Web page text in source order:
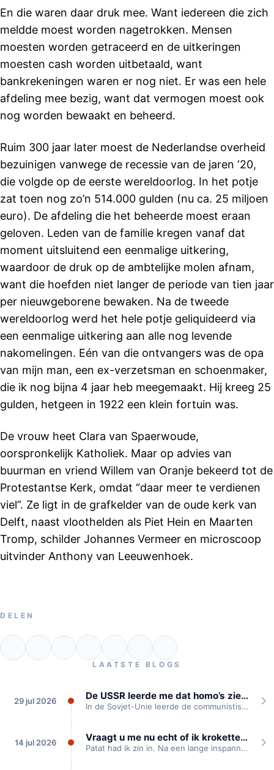
En die waren daar druk mee. Want iedereen die zich
meldde moest worden nagetrokken. Mensen
moesten worden getraceerd en de uitkeringen
moesten cash worden uitbetaald, want
bankrekeningen waren er nog niet. Er was een hele
afdeling mee bezig, want dat vermogen moest ook
nog worden bewaakt en beheerd.
Ruim 300 jaar later moest de Nederlandse overheid
bezuinigen vanwege de recessie van de jaren ‘20,
die volgde op de eerste wereldoorlog. In het potje
zat toen nog zo’n 514.000 gulden (nu ca. 25 miljoen
euro). De afdeling die het beheerde moest eraan
geloven. Leden van de familie kregen vanaf dat
moment uitsluitend een eenmalige uitkering,
waardoor de druk op de ambtelijke molen afnam,
want die hoefden niet langer de periode van tien jaar
per nieuwgeborene bewaken. Na de tweede
wereldoorlog werd het hele potje geliquideerd via
een eenmalige uitkering aan alle nog levende
nakomelingen. Eén van die ontvangers was de opa
van mijn man, een ex-verzetsman en schoenmaker,
die ik nog bijna 4 jaar heb meegemaakt. Hij kreeg 25
gulden, hetgeen in 1922 een klein fortuin was.
De vrouw heet Clara van Spaerwoude,
oorspronkelijk Katholiek. Maar op advies van
buurman en vriend Willem van Oranje bekeerd tot de
Protestantse Kerk, omdat “daar meer te verdienen
viel”. Ze ligt in de grafkelder van de oude kerk van
Delft, naast vloothelden als Piet Hein en Maarten
Tromp, schilder Johannes Vermeer en microscoop
uitvinder Anthony van Leeuwenhoek.
DELEN
LAATSTE BLOGS
29 jul 2026 De USSR leerde me dat homo’s ziek zijn
In de Sovjet-Unie leerde de communistische partij mij dat homoseksualiteit een ziekte is, waarvoor...
14 jul 2026 Vraagt u me nu echt of ik kroketten heb?
Patat had ik zin in. Na een lange inspannende theaterdag waren we onderweg naar...